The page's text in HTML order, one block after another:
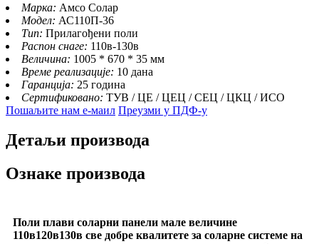
Марка: Амсо Солар
Модел: АС110П-36
Тип: Прилагођени поли
Распон снаге: 110в-130в
Величина: 1005 * 670 * 35 мм
Време реализације: 10 дана
Гаранција: 25 година
Сертификовано: ТУВ / ЦЕ / ЦЕЦ / СЕЦ / ЦКЦ / ИСО
Пошаљите нам е-маил Преузми у ПДФ-у
Детаљи производа
Ознаке производа
Поли плави соларни панели мале величине
110в120в130в све добре квалитете за соларне системе на